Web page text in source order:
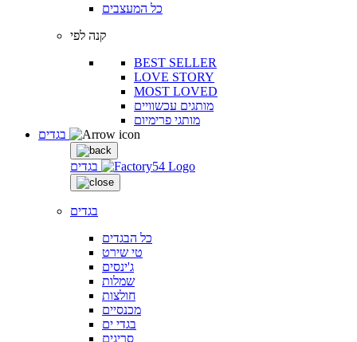
כל המעצבים
קנה לפי
BEST SELLER
LOVE STORY
MOST LOVED
מותגים עכשוויים
מותגי פרימיום
בגדים
בגדים
כל הבגדים
טי שירט
ג'ינסים
שמלות
חולצות
מכנסיים
בגדי ים
סריגים